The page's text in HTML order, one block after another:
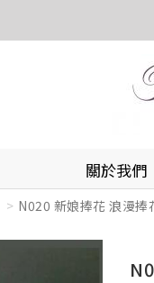
關於我們
N020 新娘捧花 浪漫捧